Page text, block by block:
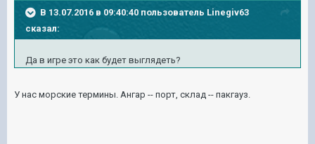
В 13.07.2016 в 09:40:40 пользователь Linegiv63
сказал:
Да в игре это как будет выглядеть?
У нас морские термины. Ангар -- порт, склад -- пакгауз.